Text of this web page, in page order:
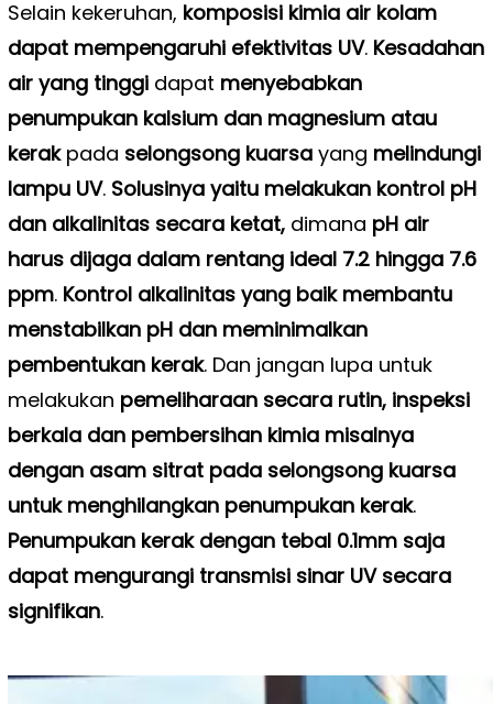
Selain kekeruhan, komposisi kimia air kolam
dapat mempengaruhi efektivitas UV. Kesadahan
air yang tinggidapat menyebabkan
penumpukan kalsium dan magnesium atau
kerakpada selongsong kuarsayang melindungi
lampu UV. Solusinya yaitu melakukan kontrol pH
dan alkalinitas secara ketat,dimana pH air
harus dijaga dalam rentang ideal 7.2 hingga 7.6
ppm. Kontrol alkalinitas yang baik membantu
menstabilkan pH dan meminimalkan
pembentukan kerak. Dan jangan lupa untuk
melakukan pemeliharaan secara rutin, inspeksi
berkala dan pembersihan kimia misalnya
dengan asam sitrat pada selongsong kuarsa
untuk menghilangkan penumpukan kerak.
Penumpukan kerak dengan tebal 0.1mm saja
dapat mengurangi transmisi sinar UV secara
signifikan.